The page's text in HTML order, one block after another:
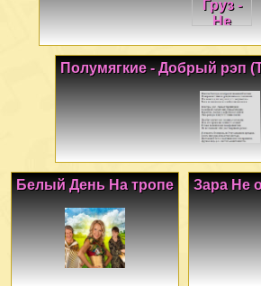
Полумягкие - Добрый рэп
Зара Не
Белый День На тропе